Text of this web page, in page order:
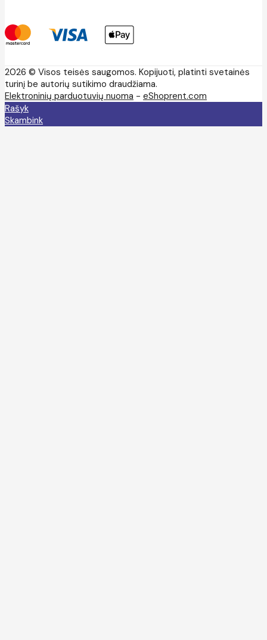
2026 © Visos teisės saugomos. Kopijuoti, platinti svetainės
turinį be autorių sutikimo draudžiama.
Elektroninių parduotuvių nuoma - eShoprent.com
Rašyk
Skambink